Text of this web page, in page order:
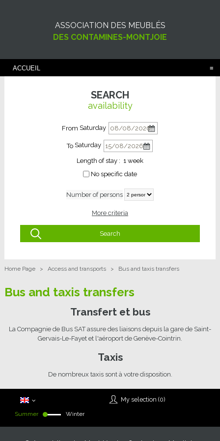
ASSOCIATION DES MEUBLÉS
DES CONTAMINES-MONTJOIE
ACCUEIL
Home Page > Access and transports > Bus and taxis transfers
Bus and taxis transfers
Transfert et bus
La Compagnie de Bus SAT assure des liaisons depuis la gare de Saint-
Gervais-Le-Fayet et l'aéroport de Genève-Cointrin.
Taxis
De nombreux taxis sont à votre disposition.
SEARCH
availability
From Saturday
To Saturday
Length of stay : 1 week
No specific date
Number of persons
More criteria
My selection (0)
Summer Winter